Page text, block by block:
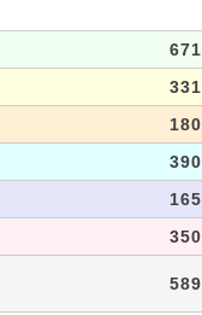
671
331
180
390
165
350
589